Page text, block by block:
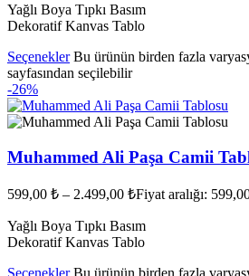
Yağlı Boya Tıpkı Basım
Dekoratif Kanvas Tablo
Seçenekler Bu ürünün birden fazla
sayfasından seçilebilir
-26%
Muhammed Ali Paşa Camii
599,00 ₺ – 2.499,00 ₺Fiyat aralığı:
Yağlı Boya Tıpkı Basım
Dekoratif Kanvas Tablo